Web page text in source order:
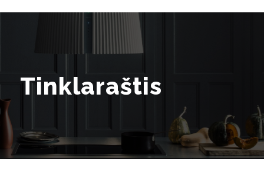
Tinklaraštis